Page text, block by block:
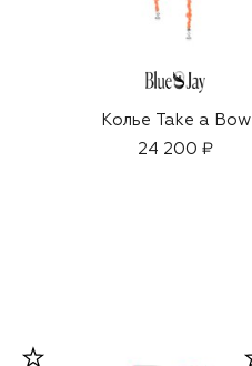
Колье Take a Bow
24 200 ₽